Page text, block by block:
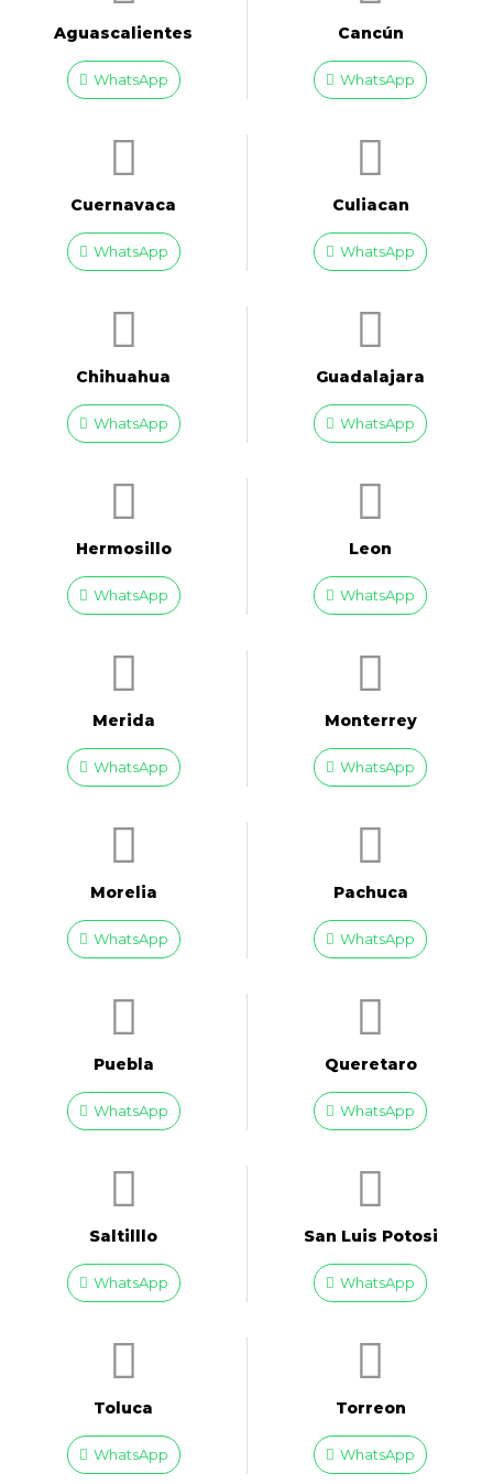
Aguascalientes
WhatsApp
Cancún
WhatsApp
Cuernavaca
WhatsApp
Culiacan
WhatsApp
Chihuahua
WhatsApp
Guadalajara
WhatsApp
Hermosillo
WhatsApp
Leon
WhatsApp
Merida
WhatsApp
Monterrey
WhatsApp
Morelia
WhatsApp
Pachuca
WhatsApp
Puebla
WhatsApp
Queretaro
WhatsApp
Saltilllo
WhatsApp
San Luis Potosi
WhatsApp
Toluca
WhatsApp
Torreon
WhatsApp